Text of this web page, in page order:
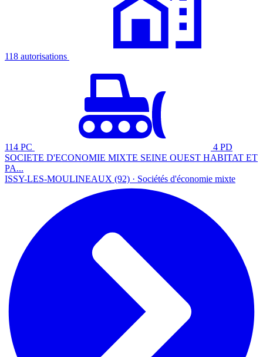
118 autorisations
114 PC
4 PD
SOCIETE D'ECONOMIE MIXTE SEINE OUEST HABITAT ET
PA...
ISSY-LES-MOULINEAUX (92) · Sociétés d'économie mixte